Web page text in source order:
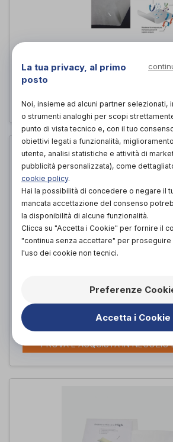
CLOSED SOFT TELO ANTI
MATRIMONIALE
Tecnologia Ospedaliera
PROVA E ACQUISTA IN NEGOZIO
FEDERA ANTIACARO
4480
di HIGIENIC PANTS
PROVA E ACQUISTA IN NEGOZIO
La tua privacy, al primo
posto
Noi, insieme ad alcuni partner selezionati,
o strumenti analoghi per scopi
punto di vista tecnico e, con il tuo
obiettivi legati a funzionalità,
utente, analisi statistiche e attività di
pubblicità personalizzata), come
cookie policy.
Hai la possibilità di concedere o negare il
mancata accettazione del consenso
la disponibilità di alcune funzionalità.
Clicca su "Accetta i Cookie" per fornire il
"continua senza accettare" per
l'uso dei cookie non tecnici.
Preferenze
Accetta i Cookie